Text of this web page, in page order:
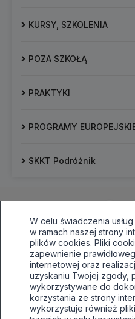
W celu świadczenia
w ramach naszej strony
plików cookies. Pliki
zapewnienie
internetowej oraz
uzyskaniu Twojej zgody,
wykorzystywane do
korzystania ze strony
wykorzystuje również
KURSY, SZKOLENIA
POZA SZKOŁĄ
PRAKTYKI
PROGRAMY
SKKT Podróżnik
33 496 81
Bielsko-